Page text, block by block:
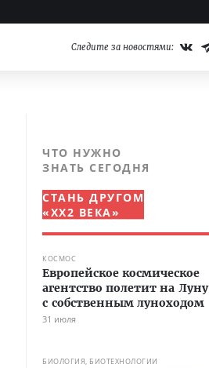
Следите за новостями:
ЧТО НУЖНО
ЗНАТЬ СЕГОДНЯ
СТАНЬ ДРУГОМ
«XX2 ВЕКА»
КОСМОС
Европейское космическое
агентство полетит на Луну
с собственным луноходом
31 июля
БИОЛОГИЯ, БИОТЕХНОЛОГИИ